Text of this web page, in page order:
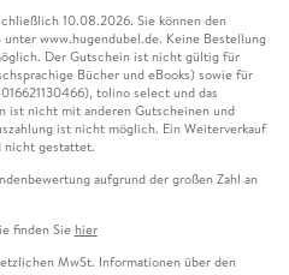
10.08.2026. Sie können den
www.hugendubel.de. Keine Bestellung
Der Gutschein ist nicht gültig für
Bücher und eBooks) sowie für
tolino select und das
ist nicht mit anderen Gutscheinen und
ist nicht möglich. Ein Weiterverkauf
nicht gestattet.
aufgrund der großen Zahl an
finden Sie hier
MwSt. Informationen über den